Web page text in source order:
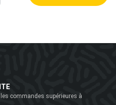
commandes supérieures à